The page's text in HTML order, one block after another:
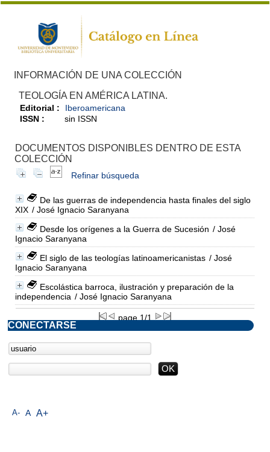
INFORMACIÓN DE UNA COLECCIÓN
TEOLOGÍA EN AMÉRICA LATINA.
Editorial :
Iberoamericana
ISSN :
sin ISSN
DOCUMENTOS DISPONIBLES DENTRO DE ESTA
COLECCIÓN
Refinar búsqueda
De las guerras de independencia hasta finales del siglo
XIX / José Ignacio Saranyana
Desde los orígenes a la Guerra de Sucesión / José
Ignacio Saranyana
El siglo de las teologías latinoamericanistas / José
Ignacio Saranyana
Escolástica barroca, ilustración y preparación de la
independencia / José Ignacio Saranyana
page 1/1
A- A A+
CONECTARSE